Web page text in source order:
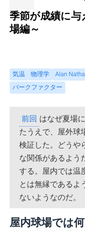
季節が成績に
場編～
気温 物理学 Alan
パークファクター
前回 はなぜ夏場
たうえで、屋外球
検証した。どうや
な関係があるよう
する。屋内では温
とは無縁であるよ
ないようなのだ。
屋内球場では